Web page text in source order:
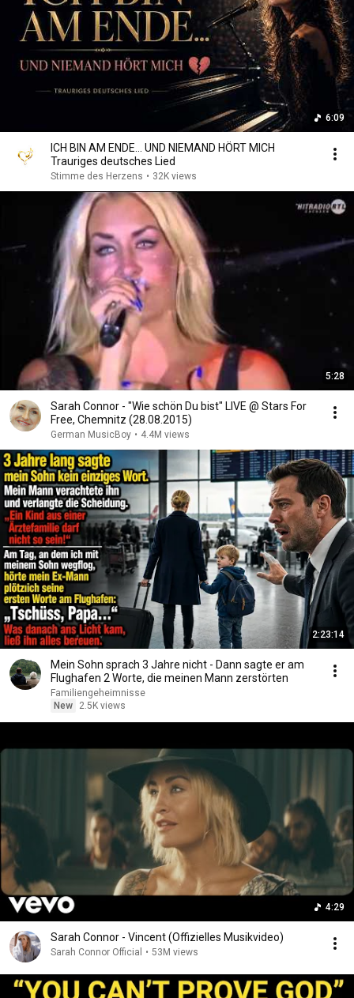
6:09
ICH BIN AM ENDE… UND NIEMAND HÖRT MICH
Trauriges deutsches Lied
Stimme des Herzens • 32K views
5:28
Sarah Connor - "Wie schön Du bist" LIVE @ Stars For
Free, Chemnitz (28.08.2015)
German MusicBoy • 4.4M views
2:23:14
Mein Sohn sprach 3 Jahre nicht - Dann sagte er am
Flughafen 2 Worte, die meinen Mann zerstörten
Familiengeheimnisse
New
2.5K views
4:29
Sarah Connor - Vincent (Offizielles Musikvideo)
Sarah Connor Official • 53M views